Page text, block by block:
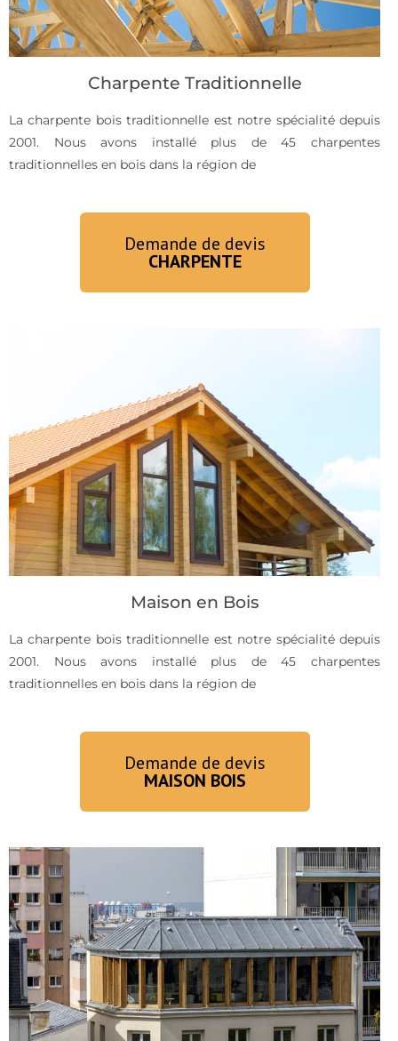
Charpente Traditionnelle
La charpente bois traditionnelle est notre spécialité depuis
2001. Nous avons installé plus de 45 charpentes
traditionnelles en bois dans la région de
Demande de devis
CHARPENTE
Maison en Bois
La charpente bois traditionnelle est notre spécialité depuis
2001. Nous avons installé plus de 45 charpentes
traditionnelles en bois dans la région de
Demande de devis
MAISON BOIS